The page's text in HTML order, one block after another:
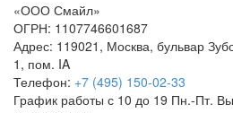
«ООО Смайл»
ОГРН: 1107746601687
Адрес: 119021 , Москва, бульвар
1, пом. IA
Телефон: +7 (495) 150-02-33
График работы с 10 до 19 Пн.-Пт.